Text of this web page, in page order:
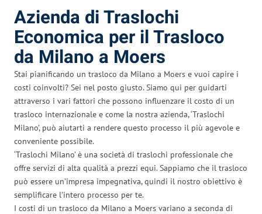
Azienda di Traslochi
Economica per il Trasloco
da Milano a Moers
Stai pianificando un trasloco da Milano a Moers e vuoi capire i
costi coinvolti? Sei nel posto giusto. Siamo qui per guidarti
attraverso i vari fattori che possono influenzare il costo di un
trasloco internazionale e come la nostra azienda, ‘Traslochi
Milano’, può aiutarti a rendere questo processo il più agevole e
conveniente possibile.
‘Traslochi Milano’ è una società di traslochi professionale che
offre servizi di alta qualità a prezzi equi. Sappiamo che il trasloco
può essere un’impresa impegnativa, quindi il nostro obiettivo è
semplificare l’intero processo per te.
I costi di un trasloco da Milano a Moers variano a seconda di